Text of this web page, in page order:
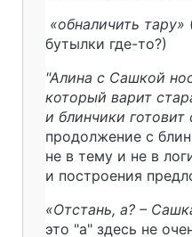
«обналичить тару»
бутылки где-то?)
"Алина с Сашкой
который варит
и блинчики
продолжение с
не в тему и не в
и построения
«Отстань, а? –
это "а" здесь не